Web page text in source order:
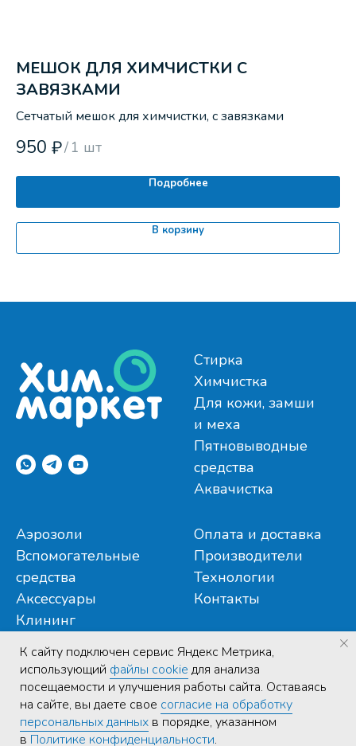
МЕШОК ДЛЯ ХИМЧИСТКИ С
ЗАВЯЗКАМИ
Сетчатый мешок для химчистки, с завязками
950 ₽/ 1 шт
Подробнее
В корзину
Стирка
Химчистка
Для кожи, замши
и меха
Пятновыводные
средства
Аквачистка
Аэрозоли
Вспомогательные
средства
Аксессуары
Клининг
Оплата и доставка
Производители
Технологии
Контакты
Политика конфиденциальности| Договор публичной
оферты
К cайту подключен сервис Яндекс Метрика,
использующий файлы cookie для анализа
посещаемости и улучшения работы сайта. Оставаясь
на сайте, вы даете свое согласие на обработку
персональных данных в порядке, указанном
в Политике конфиденциальности.